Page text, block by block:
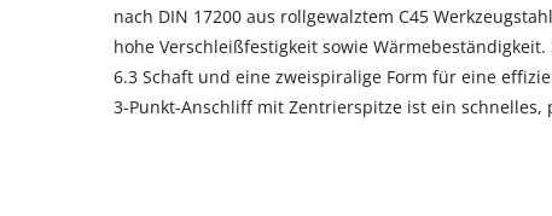
nach DIN 17200 aus rollgewalztem C45
hohe Verschleißfestigkeit sowie
6.3 Schaft und eine zweispiralige Form für eine
3-Punkt-Anschliff mit Zentrierspitze ist ein schnelles,